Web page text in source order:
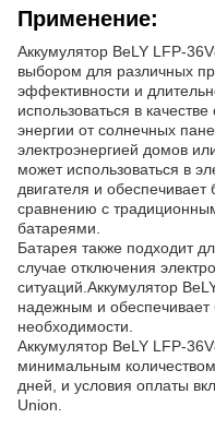
Применение:
Аккумулятор BeLY LFP-
выбором для различных
эффективности и
использоваться в
энергии от солнечных
электроэнергией домов
может использоваться в
двигателя и
сравнению с
батареями.
Батарея также подходит
случае отключения
ситуаций.Аккумулятор
надежным и
необходимости.
Аккумулятор BeLY LFP-
минимальным
дней, и условия оплаты
Union.